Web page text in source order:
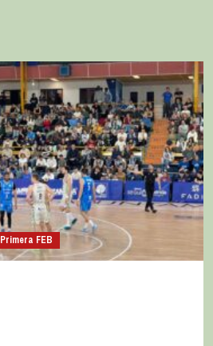
Primera FEB